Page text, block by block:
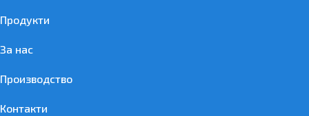
Продукти
За нас
Производство
Контакти